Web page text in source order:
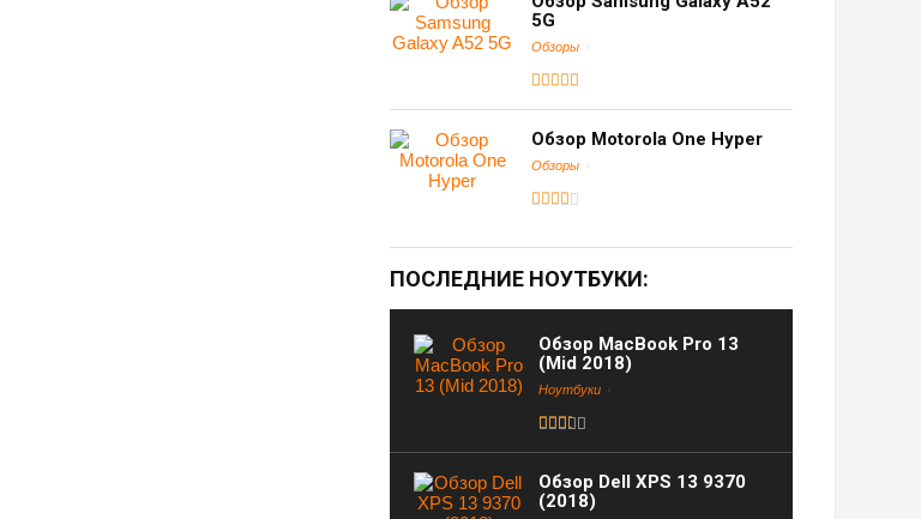
5G
Обзоры
Обзор Motorola One Hyper
Обзоры
ПОСЛЕДНИЕ НОУТБУКИ:
Обзор MacBook Pro 13
(Mid 2018)
Ноутбуки
Обзор Dell XPS 13 9370
(2018)